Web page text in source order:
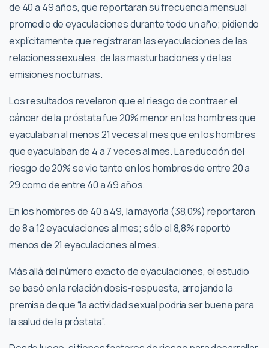
de 40 a 49 años, que reportaran su frecuencia mensual
promedio de eyaculaciones durante todo un año; pidiendo
explícitamente que registraran las eyaculaciones de las
relaciones sexuales, de las masturbaciones y de las
emisiones nocturnas.
Los resultados revelaron que el riesgo de contraer el
cáncer de la próstata fue 20% menor en los hombres que
eyaculaban al menos 21 veces al mes que en los hombres
que eyaculaban de 4 a 7 veces al mes. La reducción del
riesgo de 20% se vio tanto en los hombres de entre 20 a
29 como de entre 40 a 49 años.
En los hombres de 40 a 49, la mayoría (38,0%) reportaron
de 8 a 12 eyaculaciones al mes; sólo el 8,8% reportó
menos de 21 eyaculaciones al mes.
Más allá del número exacto de eyaculaciones, el estudio
se basó en la relación dosis-respuesta, arrojando la
premisa de que “la actividad sexual podría ser buena para
la salud de la próstata”.